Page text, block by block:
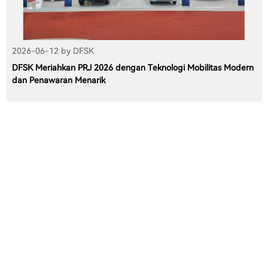
2026-06-12 by DFSK
DFSK Meriahkan PRJ 2026 dengan Teknologi Mobilitas Modern
dan Penawaran Menarik